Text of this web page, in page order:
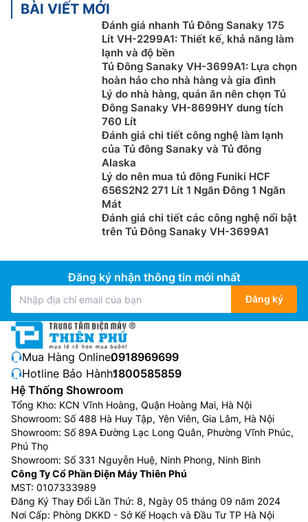
BÀI VIẾT MỚI
Đánh giá nhanh Tủ Đông Sanaky 175
Lít VH-2299A1: Thiết kế, khả năng làm
lạnh và độ bền
Tủ Đông Sanaky VH-3699A1: Lựa chọn
hoàn hảo cho nhà hàng và gia đình
Lý do nhà hàng, quán ăn nên chọn Tủ
Đông Sanaky VH-8699HY dung tích
760 Lít
Đánh giá chi tiết công nghệ làm lạnh
của Tủ đông Sanaky và Tủ đông
Alaska
Lý do nên mua tủ đông Funiki HCF
656S2N2 271 Lít 1 Ngăn Đông 1 Ngăn
Mát
Đánh giá chi tiết các công nghệ nổi bật
trên Tủ Đông Sanaky VH-3699A1
Đăng ký nhận thông tin mới nhất
Đăng ký
Mua Hàng Online:0918969699
Hotline Bảo Hành:1800585859
Hệ Thống Showroom
Tổng Kho: KCN Vĩnh Hoàng, Quận Hoàng Mai, Hà Nội
Showroom: Số 488 Hà Huy Tập, Yên Viên, Gia Lâm, Hà Nội
Showroom: Số 89A Đường Lạc Long Quân, Phường Vĩnh Phúc,
Phú Thọ
Showroom: Số 331 Nguyễn Huệ, Ninh Phong, Ninh Bình
Công Ty Cổ Phần Điện Máy Thiên Phú
MST: 0107333989
Đăng Ký Thay Đổi Lần Thứ: 8, Ngày 05 tháng 09 năm 2024
Nơi Cấp: Phòng DKKD - Sở Kế Hoạch và Đầu Tư TP Hà Nội